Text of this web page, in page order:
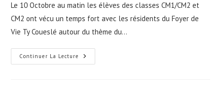
Le 10 Octobre au matin les élèves des classes CM1/CM2 et
CM2 ont vécu un temps fort avec les résidents du Foyer de
Vie Ty Coueslé autour du thème du…
Continuer La Lecture Nettoyons
La